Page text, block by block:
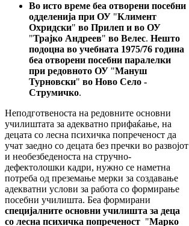
Во исто време беа отворени посебни
одделенија при ОУ "Климент
Охридски" во Прилеп и во ОУ
"Трајко Андреев" во Велес. Нешто
подоцна во учебната 1975/76 година
беа отворени посебни паралелки
при редовното ОУ "Мануш
Турновски" во Ново Село -
Струмичко.
Неподготвеноста на редовните основни
училиштата за адекватно прифаќање, на
децата со лесна психичка попреченост да
учат заедно со децата без пречки во развојот
и необезбеденоста на стручно-
дефектолошки кадри, нужно се наметна
потреба од преземање мерки за создавање
адекватни услови за работа со формирање
посебни училишта. Беа формирани
специјалните основни училишта за деца
со лесна психичка попреченост "Марко